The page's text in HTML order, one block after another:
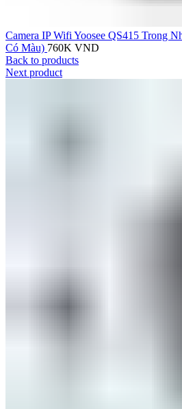
Camera IP Wifi Yoosee QS415 Trong
Có Màu) 760K VND
Back to products
Next product